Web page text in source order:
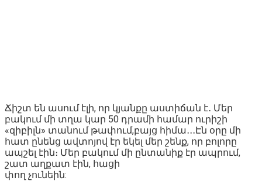
Ճիշտ են ասում էլի, որ կյանքը աստիճան է․ Մեր
բակում մի տղա կար 50 դրամի համար ուրիշի
«զիբիլն» տանում թափում,բայց հիմա․․․Էն օրը մի
հատ ընենց ավտոյով էր եկել մեր շենք, որ բոլորը
ապշել էին։ Մեր բակում մի ընտանիք էր ապրում,
շատ աղքատ էին, հացի
փող չունեին: